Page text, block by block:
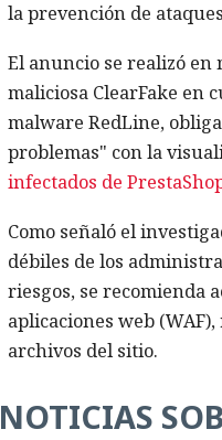
la prevención de
El anuncio se realizó en
maliciosa ClearFake en
malware RedLine,
problemas" con la
infectados de
Como señaló el
débiles de los
riesgos, se recomienda
aplicaciones web
archivos del sitio.
NOTICIAS